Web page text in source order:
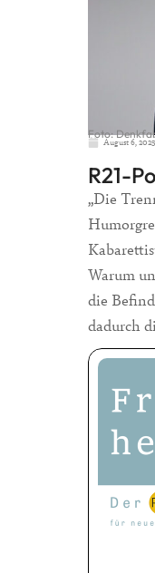
Foto:
August 6, 2025
R21-
„Die
Warum
die
dadurch